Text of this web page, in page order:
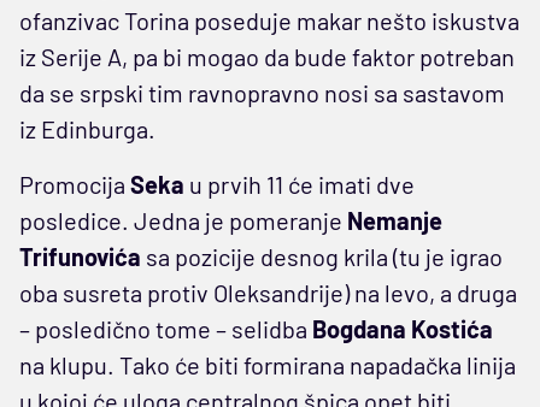
ofanzivac Torina poseduje makar nešto iskustva
iz Serije A, pa bi mogao da bude faktor potreban
da se srpski tim ravnopravno nosi sa sastavom
iz Edinburga.
Promocija Seka u prvih 11 će imati dve
posledice. Jedna je pomeranje Nemanje
Trifunovića sa pozicije desnog krila (tu je igrao
oba susreta protiv Oleksandrije) na levo, a druga
– posledično tome – selidba Bogdana Kostića
na klupu. Tako će biti formirana napadačka linija
u kojoj će uloga centralnog špica opet biti